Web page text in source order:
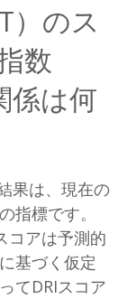
）のス
数
係は何
果は、現在の
指標です。
コアは予測的
基づく仮定
てDRIスコア